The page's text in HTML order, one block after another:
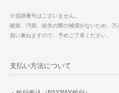
※追跡番号はございません。
破損、汚損、紛失の際の補償がないため、
負い兼ねますので、予めご了承ください。
支払い方法について